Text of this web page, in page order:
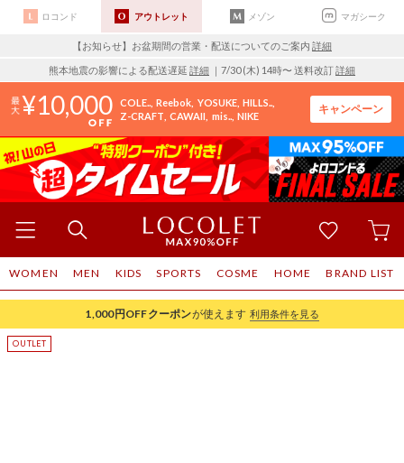
ロコンド アウトレット メゾン マガシーク
【お知らせ】お盆期間の営業・配送についてのご案内 詳細
熊本地震の影響による配送遅延 詳細 ｜7/30 (木) 14時〜 送料改訂詳細
10,000 COLE.. Reebok YOSUKE HILLS..
Z-CRAFT CAWAII mis.. NIKE
キャンペーン
WOMEN MEN KIDS SPORTS COSME HOME BRAND LIST
1,000円OFFクーポンが使えます 利用条件を見る